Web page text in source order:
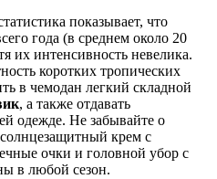
показывает, что
года (в среднем около 20
их интенсивность невелика.
коротких тропических
в чемодан легкий складной
, а также отдавать
одежде. Не забывайте о
крем с
очки и головной убор с
в любой сезон.